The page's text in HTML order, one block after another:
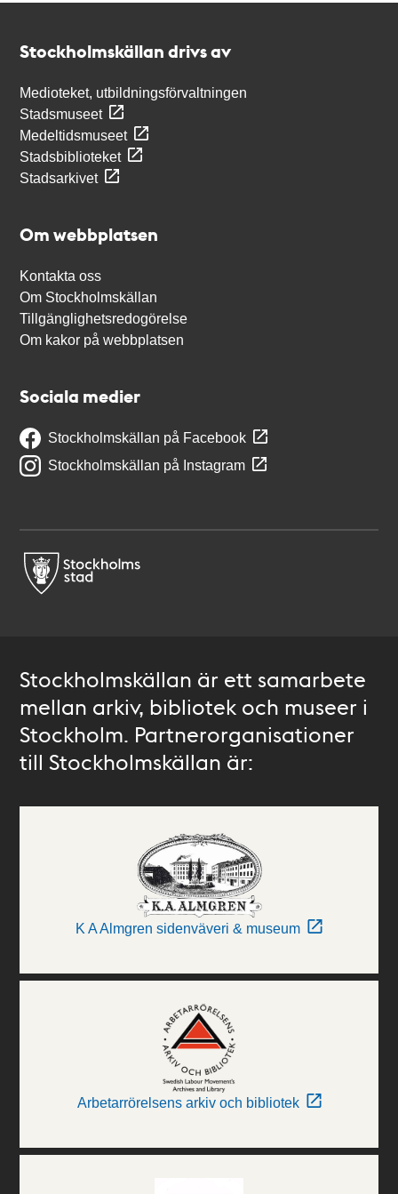
Stockholmskällan drivs av
Medioteket, utbildningsförvaltningen
Stadsmuseet
Medeltidsmuseet
Stadsbiblioteket
Stadsarkivet
Om webbplatsen
Kontakta oss
Om Stockholmskällan
Tillgänglighetsredogörelse
Om kakor på webbplatsen
Sociala medier
Stockholmskällan på Facebook
Stockholmskällan på Instagram
Stockholmskällan är ett samarbete
mellan arkiv, bibliotek och museer i
Stockholm. Partnerorganisationer
till Stockholmskällan är:
K A Almgren sidenväveri & museum
Arbetarrörelsens arkiv och bibliotek